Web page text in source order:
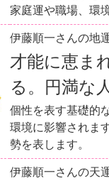
家庭運や職場、環
伊藤順一さんの地
才能に恵ま
る。円満な
個性を表す基礎的
環境に影響されま
勢を表します。
伊藤順一さんの天